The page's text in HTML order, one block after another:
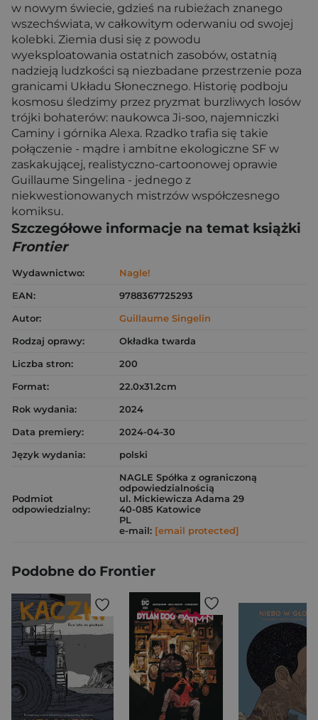
w nowym świecie, gdzieś na rubieżach znanego
wszechświata, w całkowitym oderwaniu od swojej
kolebki. Ziemia dusi się z powodu
wyeksploatowania ostatnich zasobów, ostatnią
nadzieją ludzkości są niezbadane przestrzenie poza
granicami Układu Słonecznego. Historię podboju
kosmosu śledzimy przez pryzmat burzliwych losów
trójki bohaterów: naukowca Ji-soo, najemniczki
Caminy i górnika Alexa. Rzadko trafia się takie
połączenie - mądre i ambitne ekologiczne SF w
zaskakującej, realistyczno-cartoonowej oprawie
Guillaume Singelina - jednego z
niekwestionowanych mistrzów współczesnego
komiksu.
Szczegółowe informacje na temat książki
Frontier
Wydawnictwo:
Nagle!
EAN:
9788367725293
Autor:
Guillaume Singelin
Rodzaj oprawy:
Okładka twarda
Liczba stron:
200
Format:
22.0x31.2cm
Rok wydania:
2024
Data premiery:
2024-04-30
Język wydania:
polski
Podmiot
odpowiedzialny:
NAGLE Spółka z ograniczoną
odpowiedzialnością
ul. Mickiewicza Adama 29
40-085 Katowice
PL
e-mail: [email protected]
Podobne do Frontier